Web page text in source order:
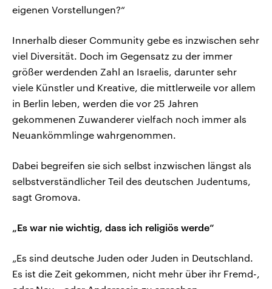
eigenen Vorstellungen?“
Innerhalb dieser Community gebe es inzwischen sehr
viel Diversität. Doch im Gegensatz zu der immer
größer werdenden Zahl an Israelis, darunter sehr
viele Künstler und Kreative, die mittlerweile vor allem
in Berlin leben, werden die vor 25 Jahren
gekommenen Zuwanderer vielfach noch immer als
Neuankömmlinge wahrgenommen.
Dabei begreifen sie sich selbst inzwischen längst als
selbstverständlicher Teil des deutschen Judentums,
sagt Gromova.
„Es war nie wichtig, dass ich religiös werde“
„Es sind deutsche Juden oder Juden in Deutschland.
Es ist die Zeit gekommen, nicht mehr über ihr Fremd-,